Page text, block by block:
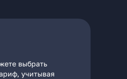
выбрать
учитывая